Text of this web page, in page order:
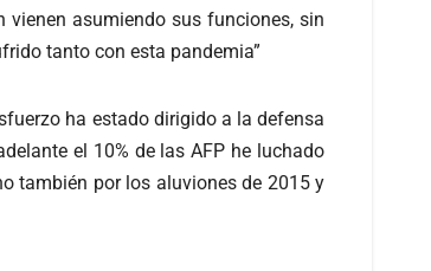
vienen asumiendo sus funciones, sin
tanto con esta pandemia”
ha estado dirigido a la defensa
el 10% de las AFP he luchado
también por los aluviones de 2015 y